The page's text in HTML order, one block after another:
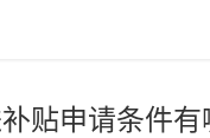
贴申请条件有